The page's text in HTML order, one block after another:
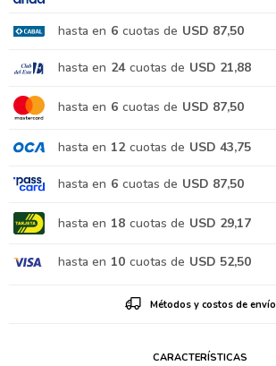
hasta en 6 cuotas de USD 87,50
hasta en 24 cuotas de USD 21,88
hasta en 6 cuotas de USD 87,50
hasta en 12 cuotas de USD 43,75
hasta en 6 cuotas de USD 87,50
hasta en 18 cuotas de USD 29,17
hasta en 10 cuotas de USD 52,50
Métodos y costos de envío
CARACTERÍSTICAS